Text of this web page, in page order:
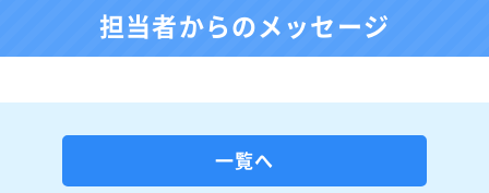
担当者からのメッセージ
一覧へ